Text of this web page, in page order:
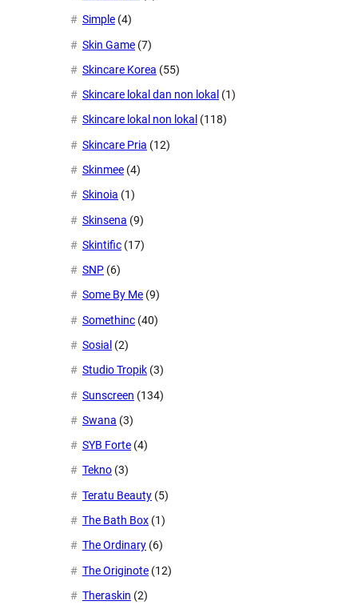
Simple (4)
Skin Game (7)
Skincare Korea (55)
Skincare lokal dan non lokal (1)
Skincare lokal non lokal (118)
Skincare Pria (12)
Skinmee (4)
Skinoia (1)
Skinsena (9)
Skintific (17)
SNP (6)
Some By Me (9)
Somethinc (40)
Sosial (2)
Studio Tropik (3)
Sunscreen (134)
Swana (3)
SYB Forte (4)
Tekno (3)
Teratu Beauty (5)
The Bath Box (1)
The Ordinary (6)
The Originote (12)
Theraskin (2)